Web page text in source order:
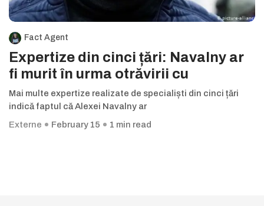
Fact Agent
Expertize din cinci țări: Navalny ar
fi murit în urma otrăvirii cu
Mai multe expertize realizate de specialiști din cinci țări
indică faptul că Alexei Navalny ar
Externe
February 15 1 min read